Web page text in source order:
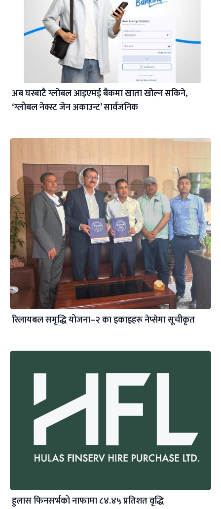
अब घरबाटै ग्लोबल आइएमई बैंकमा खाता खोल्न सकिने,
‘ग्लोबल नेक्स्ट जेन अकाउन्ट’ सार्वजनिक
रिलायबल समृद्धि योजना–२ का इकाइहरू नेप्सेमा सूचीकृत
हुलास फिनसर्भको नाफामा ८४.४५ प्रतिशत वृद्धि